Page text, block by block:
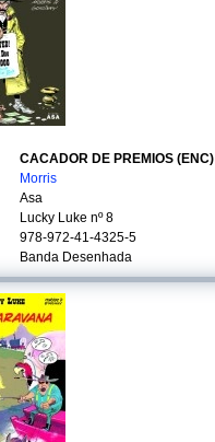
CACADOR DE PREMIOS (ENC)
Morris
Asa
Lucky Luke nº 8
978-972-41-4325-5
Banda Desenhada